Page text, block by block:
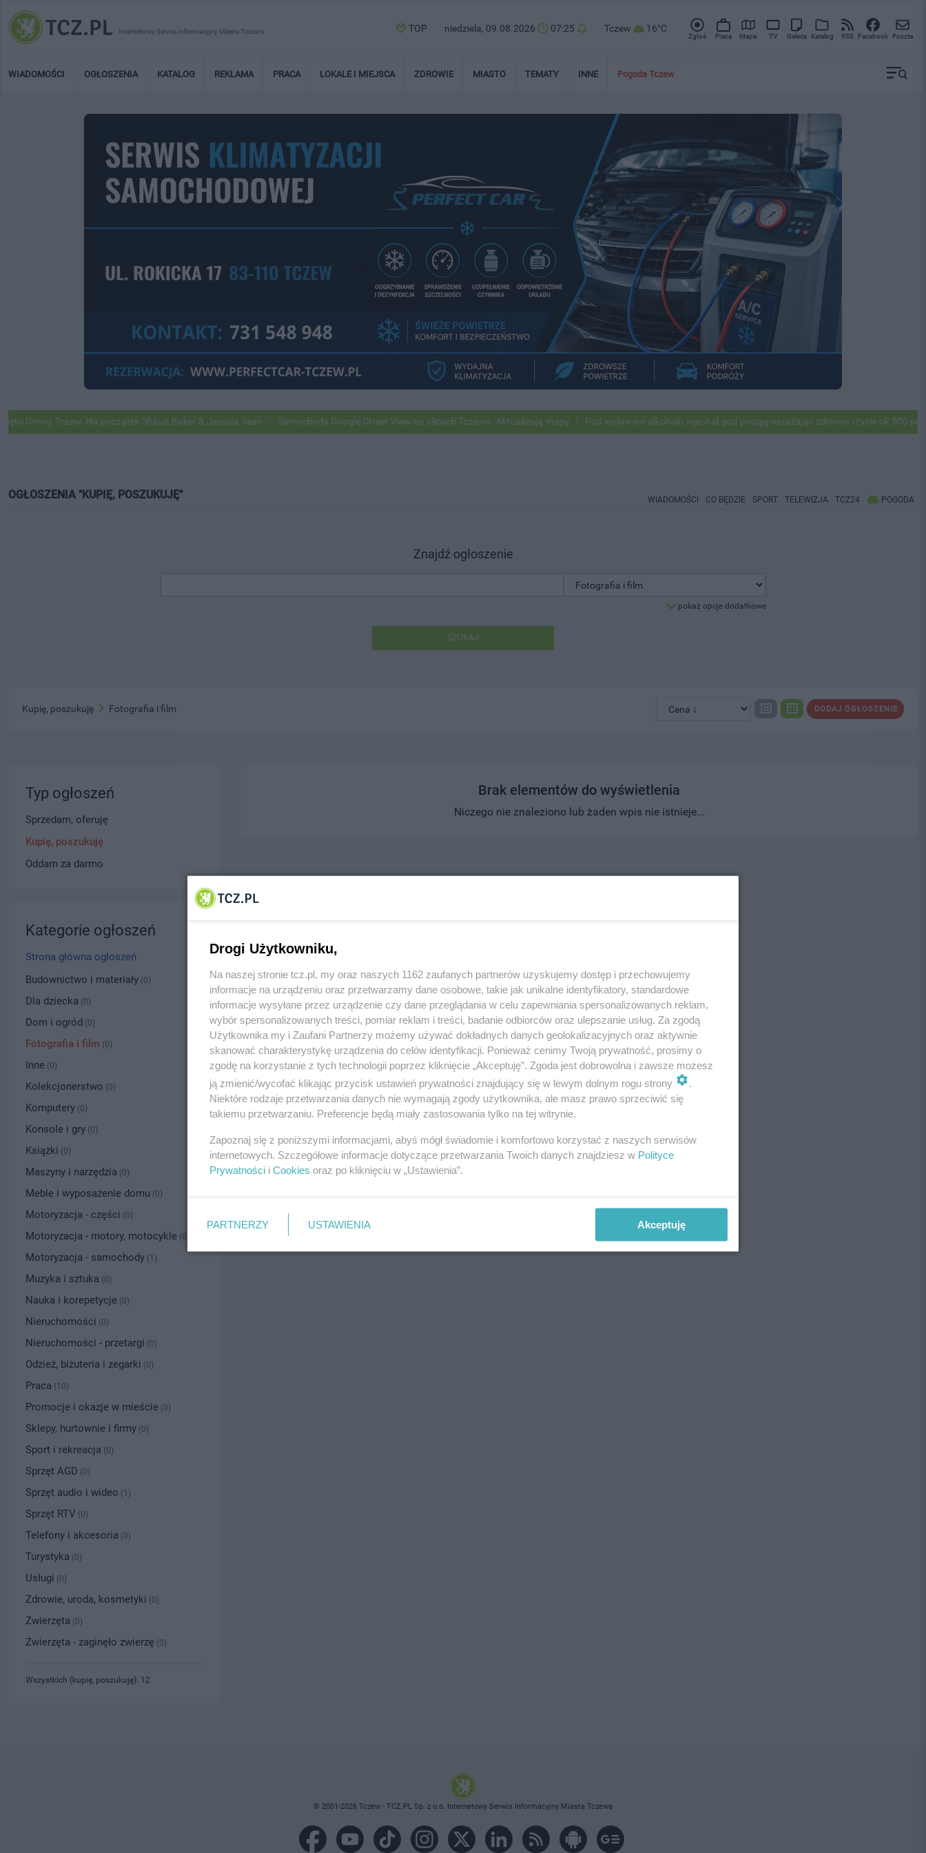
Internetowy Serwis Informacyjny Miasta Tczewa TOP niedziela, 09.08.2026 07:25 Tczew 16°C
Zgłoś Praca Mapa TV Galeria Katalog RSS Facebook Poczta
WIADOMOŚCI OGŁOSZENIA KATALOG REKLAMA PRACA LOKALE I MIEJSCA ZDROWIE MIASTO TEMATY INNE Pogoda Tczew
Tczew. Na początek Shaun Baker & Jessica Jean Samochody Google Street View na ulicach Tczewa. Aktualizują mapy Pod wpływem alkoholu wjechał pod pociąg narażając zdrowie i życie ok 500
OGŁOSZENIA "KUPIĘ, POSZUKUJĘ" WIADOMOŚCI CO BĘDZIE SPORT TELEWIZJA TCZ24 POGODA
Znajdź ogłoszenie
pokaż opcje dodatkowe
SZUKAJ
DODAJ OGŁOSZENIE
Kupię, poszukuję Fotografia i film
Brak elementów do wyświetlenia
Niczego nie znaleziono lub żaden wpis nie istnieje...
Typ ogłoszeń
Sprzedam, oferuję
Kupię, poszukuję
Oddam za darmo
Kategorie ogłoszeń
Strona główna ogłoszeń
Budownictwo i materiały (0)
Dla dziecka (0)
Dom i ogród (0)
Fotografia i film (0)
Inne (0)
Kolekcjonerstwo (0)
Komputery (0)
Konsole i gry (0)
Książki (0)
Maszyny i narzędzia (0)
Meble i wyposażenie domu (0)
Motoryzacja - części (0)
Motoryzacja - motory, motocykle (0)
Motoryzacja - samochody (1)
Muzyka i sztuka (0)
Nauka i korepetycje (0)
Nieruchomości (0)
Nieruchomości - przetargi (0)
Odzież, biżuteria i zegarki (0)
Praca (10)
Promocje i okazje w mieście (0)
Sklepy, hurtownie i firmy (0)
Sport i rekreacja (0)
Sprzęt AGD (0)
Sprzęt audio i wideo (1)
Sprzęt RTV (0)
Telefony i akcesoria (0)
Turystyka (0)
Usługi (0)
Zdrowie, uroda, kosmetyki (0)
Zwierzęta (0)
Zwierzęta - zaginęło zwierzę (0)
Wszystkich (kupię, poszukuję): 12
© 2001-2026 Tczew - TCZ.PL Sp. z o.o. Internetowy Serwis Informacyjny Miasta Tczewa
Drogi Użytkowniku,
Na naszej stronie tcz.pl, my oraz naszych 1162 zaufanych partnerów uzyskujemy dostęp i przechowujemy
informacje na urządzeniu oraz przetwarzamy dane osobowe, takie jak unikalne identyfikatory, standardowe
informacje wysyłane przez urządzenie czy dane przeglądania w celu zapewniania spersonalizowanych reklam,
wybór spersonalizowanych treści, pomiar reklam i treści, badanie odbiorców oraz ulepszanie usług. Za zgodą
Użytkownika my i Zaufani Partnerzy możemy używać dokładnych danych geolokalizacyjnych oraz aktywnie
skanować charakterystykę urządzenia do celów identyfikacji. Ponieważ cenimy Twoją prywatność, prosimy o
zgodę na korzystanie z tych technologii poprzez kliknięcie „Akceptuję”. Zgoda jest dobrowolna i zawsze możesz
ją zmienić/wycofać klikając przycisk ustawień prywatności znajdujący się w lewym dolnym rogu strony
Niektóre rodzaje przetwarzania danych nie wymagają zgody użytkownika, ale masz prawo sprzeciwić się
takiemu przetwarzaniu. Preferencje będą miały zastosowania tylko na tej witrynie.
Zapoznaj się z poniższymi informacjami, abyś mógł świadomie i komfortowo korzystać z naszych serwisów
internetowych. Szczegółowe informacje dotyczące przetwarzania Twoich danych znajdziesz w Polityce
Prywatności i Cookies oraz po kliknięciu w „Ustawienia”.
PARTNERZY USTAWIENIA Akceptuję